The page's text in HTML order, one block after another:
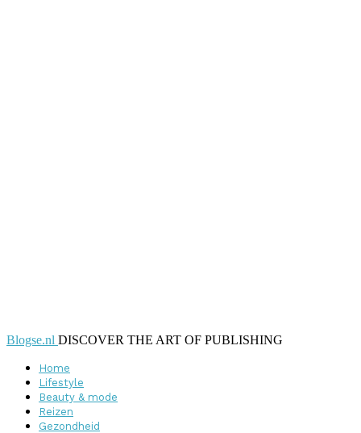
Blogse.nl DISCOVER THE ART OF PUBLISHING
Home
Lifestyle
Beauty & mode
Reizen
Gezondheid